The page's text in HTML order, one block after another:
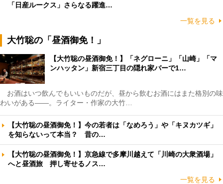
「日産ルークス」さらなる躍進…
一覧を見る
大竹聡の「昼酒御免！」
【大竹聡の昼酒御免！】「ネグローニ」「山崎」「マ
ンハッタン」新宿三丁目の隠れ家バーで1…
お酒はいつ飲んでもいいものだが、昼から飲むお酒にはまた格別の味
わいがある――。ライター・作家の大竹…
【大竹聡の昼酒御免！】今の若者は「なめろう」や「キヌカツギ」
を知らないって本当？ 昔の…
【大竹聡の昼酒御免！】京急線で多摩川越えて「川崎の大衆酒場」
へと昼酒旅 押し寄せるノス…
一覧を見る